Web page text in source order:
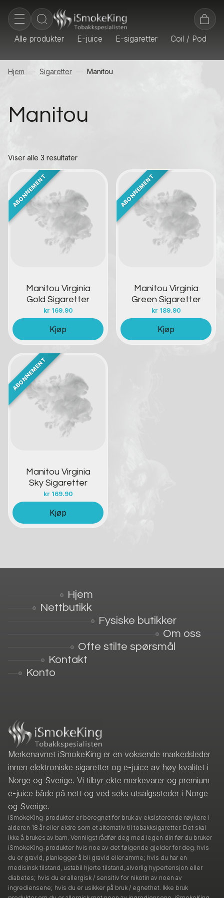
Alle produkter E-juice E-sigaretter Coil / Pod
Hjem Sigaretter Manitou
Manitou
Viser alle 3 resultater
Manitou Virginia
Gold Sigaretter
kr 169.90
Kontakt oss
Kjøp
Manitou Virginia
Green Sigaretter
kr 189.90
Kontakt oss
Kjøp
Manitou Virginia
Sky Sigaretter
kr 169.90
Kontakt oss
Kjøp
Hjem
Nettbutikk
Fysiske butikker
Om oss
Ofte stilte spørsmål
Kontakt
Konto
Merkenavnet iSmokeKing er en voksende markedsleder
innen elektroniske sigaretter og e-juice av høy kvalitet i
Norge og Sverige. Vi tilbyr ekte merkevarer og premium
e-juice både på nett og ved seks utsalgssteder i Norge
og Sverige.
iSmokeKing-produkter er beregnet for bruk av eksisterende røykere i
alderen 18 år eller eldre som et alternativ til tobakksigaretter. Det skal
ikke å brukes av barn. Vennligst rådfør deg med legen din før du bruker
iSmokeKing-produkter hvis noe av det følgende gjelder for deg: hvis
du er gravid, planlegger å bli gravid eller amme; hvis du har en
medisinsk tilstand, ustabil hjerte tilstand, alvorlig hypertensjon eller
diabetes; hvis du er allergisk / sensitiv for nikotin av noen av
ingrediensene; hvis du er usikker på bruk / egnethet. Ikke bruk